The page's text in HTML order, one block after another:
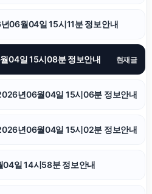
강동구하수구막힘
06월04일 15시11분 정보안내
04일 15시08분 정보안내 현재글
년06월04일 15시06분 정보안내
년06월04일 15시02분 정보안내
일 14시58분 정보안내